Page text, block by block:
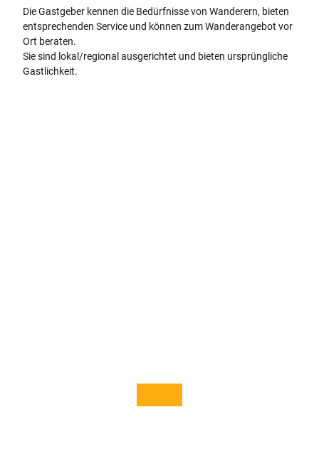
Die Gastgeber kennen die Bedürfnisse von Wanderern, bieten
entsprechenden Service und können zum Wanderangebot vor
Ort beraten.
Sie sind lokal/regional ausgerichtet und bieten ursprüngliche
Gastlichkeit.